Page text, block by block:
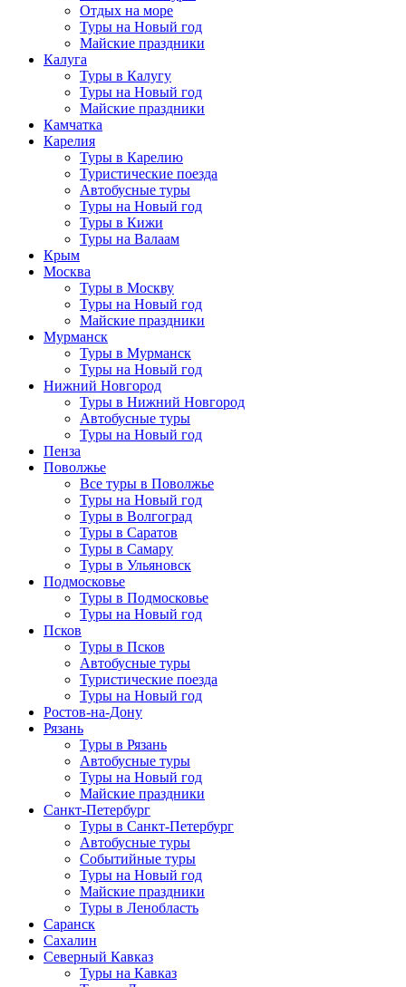
Отдых на море
Туры на Новый год
Майские праздники
Калуга
Туры в Калугу
Туры на Новый год
Майские праздники
Камчатка
Карелия
Туры в Карелию
Туристические поезда
Автобусные туры
Туры на Новый год
Туры в Кижи
Туры на Валаам
Крым
Москва
Туры в Москву
Туры на Новый год
Майские праздники
Мурманск
Туры в Мурманск
Туры на Новый год
Нижний Новгород
Туры в Нижний Новгород
Автобусные туры
Туры на Новый год
Пенза
Поволжье
Все туры в Поволжье
Туры на Новый год
Туры в Волгоград
Туры в Саратов
Туры в Самару
Туры в Ульяновск
Подмосковье
Туры в Подмосковье
Туры на Новый год
Псков
Туры в Псков
Автобусные туры
Туристические поезда
Туры на Новый год
Ростов-на-Дону
Рязань
Туры в Рязань
Автобусные туры
Туры на Новый год
Майские праздники
Санкт-Петербург
Туры в Санкт-Петербург
Автобусные туры
Событийные туры
Туры на Новый год
Майские праздники
Туры в Ленобласть
Саранск
Сахалин
Северный Кавказ
Туры на Кавказ